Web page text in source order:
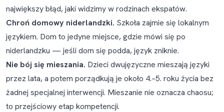
największy błąd, jaki widzimy w rodzinach ekspatów.
Chroń domowy niderlandzki. Szkoła zajmie się lokalnym
językiem. Dom to jedyne miejsce, gdzie mówi się po
niderlandzku — jeśli dom się podda, język zniknie.
Nie bój się mieszania. Dzieci dwujęzyczne mieszają języki
przez lata, a potem porządkują je około 4.–5. roku życia bez
żadnej specjalnej interwencji. Mieszanie nie oznacza chaosu;
to przejściowy etap kompetencji.